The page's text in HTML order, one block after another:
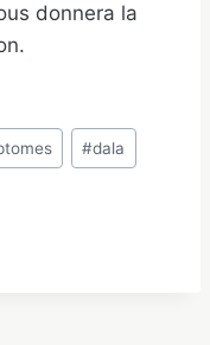
donnera la
#dala